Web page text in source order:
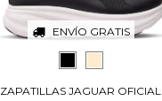
ENVÍO GRATIS
ZAPATILLAS JAGUAR OFICIAL